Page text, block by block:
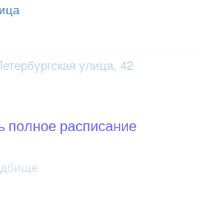
улица, 42
полное расписание